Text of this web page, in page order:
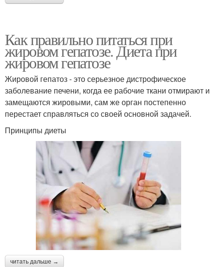
Как правильно питаться при
жировом гепатозе. Диета при
жировом гепатозе
Жировой гепатоз - это серьезное дистрофическое
заболевание печени, когда ее рабочие ткани отмирают и
замещаются жировыми, сам же орган постепенно
перестает справляться со своей основной задачей.
Принципы диеты
читать дальше →